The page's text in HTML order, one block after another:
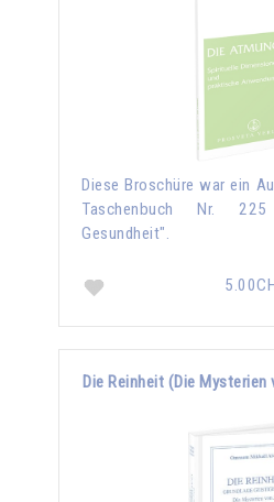
Diese Broschüre war ein
Taschenbuch Nr.
Gesundheit".
Die Reinheit (Die